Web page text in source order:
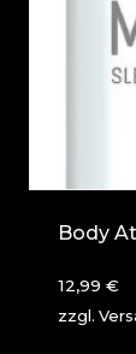
Body
12,99 €
zzgl.